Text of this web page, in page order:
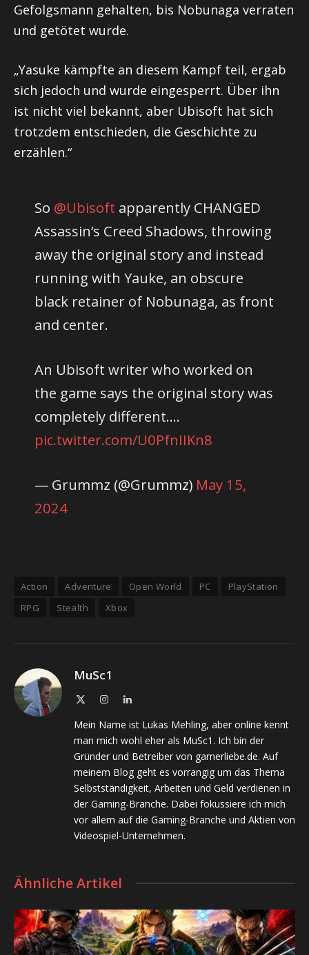
Gefolgsmann gehalten, bis Nobunaga verraten
und getötet wurde.
„Yasuke kämpfte an diesem Kampf teil, ergab
sich jedoch und wurde eingesperrt. Über ihn
ist nicht viel bekannt, aber Ubisoft hat sich
trotzdem entschieden, die Geschichte zu
erzählen.“
So @Ubisoft apparently CHANGED
Assassin’s Creed Shadows, throwing
away the original story and instead
running with Yauke, an obscure
black retainer of Nobunaga, as front
and center.
An Ubisoft writer who worked on
the game says the original story was
completely different.…
pic.twitter.com/U0PfnIIKn8
— Grummz (@Grummz) May 15,
2024
Action Adventure Open World PC
PlayStation
RPG
Stealth Xbox
MuSc1
InstagramLinkedIn
Mein Name ist Lukas Mehling, aber online kennt
man mich wohl eher als MuSc1. Ich bin der
Gründer und Betreiber von gamerliebe.de. Auf
meinem Blog geht es vorrangig um das Thema
Selbstständigkeit, Arbeiten und Geld verdienen in
der Gaming-Branche. Dabei fokussiere ich mich
vor allem auf die Gaming-Branche und Aktien von
Videospiel-Unternehmen.
Ähnliche Artikel